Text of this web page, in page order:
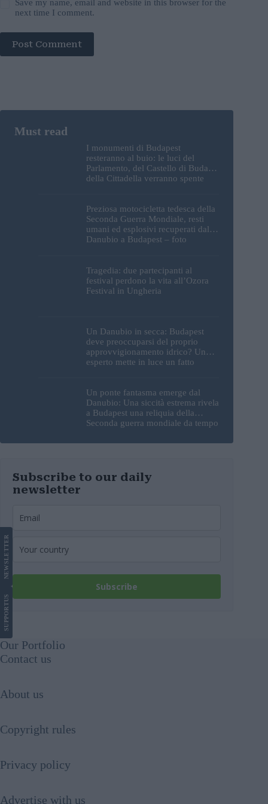
Save my name, email and website in this browser for the
next time I comment.
Post Comment
I monumenti di Budapest
resteranno al buio: le luci del
Parlamento, del Castello di Buda e
della Cittadella verranno spente
Preziosa motocicletta tedesca della
Seconda Guerra Mondiale, resti
umani ed esplosivi recuperati dal
Danubio a Budapest – foto
Tragedia: due partecipanti al
festival perdono la vita all’Ozora
Festival in Ungheria
Un Danubio in secca: Budapest
deve preoccuparsi del proprio
approvvigionamento idrico? Un
esperto mette in luce un fatto
Un ponte fantasma emerge dal
Danubio: Una siccità estrema rivela
a Budapest una reliquia della
Seconda guerra mondiale da tempo
Subscribe to our daily
newsletter
Subscribe
SUPPORT
US
NEWS
LETTER
Our Portfolio
Contact us
About us
Copyright rules
Privacy policy
Advertise with us